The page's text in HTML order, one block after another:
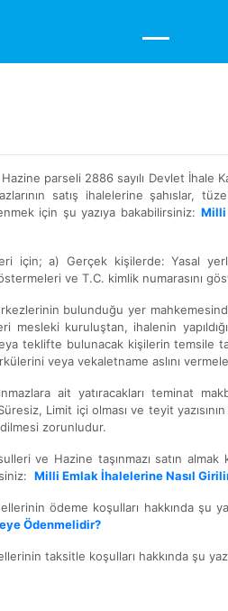
parseli 2886 sayılı Devlet İhale
satış ihalelerine şahıslar,
için şu yazıya bakabilirsiniz: Milli
için; a) Gerçek kişilerde: Yasal
ve T.C. kimlik numarasını
bulunduğu yer
mesleki kuruluştan, ihalenin
teklifte bulunacak kişilerin temsile
veya vekaletname aslını
ait yatıracakları teminat
Limit içi olması ve teyit
zorunludur.
ve Hazine taşınmazı satın
Milli Emlak İhalelerine Nasıl
ödeme koşulları hakkında şu
Ödenmelidir?
taksitle koşulları hakkında şu